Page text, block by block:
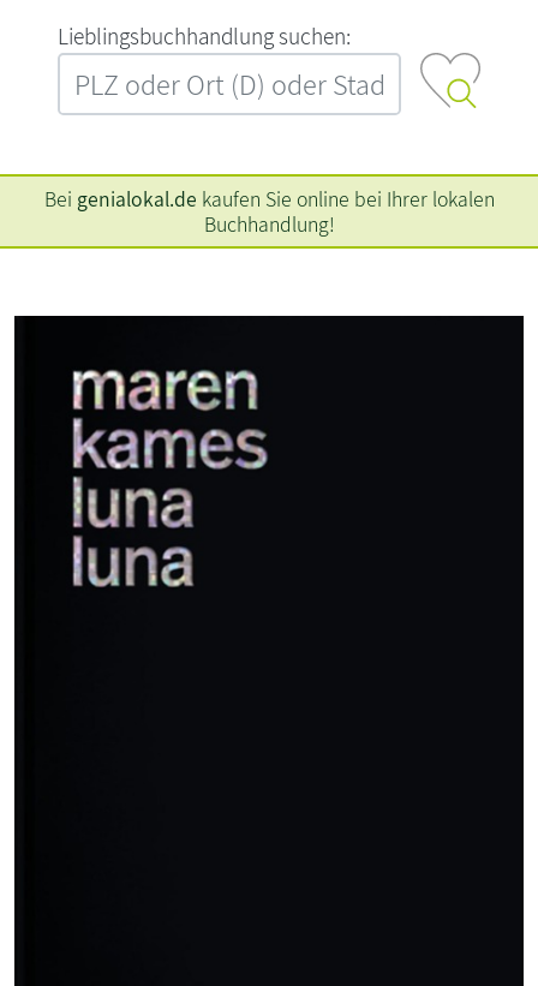
L‍i‍e‍b‍l‍i‍n‍g‍s‍b‍u‍c‍h‍h‍a‍n‍d‍l‍u‍n‍g‍ ‍s‍u‍c‍h‍e‍n‍:‍
Bei genialokal.de kaufen Sie online bei Ihrer lokalen
Buchhandlung!